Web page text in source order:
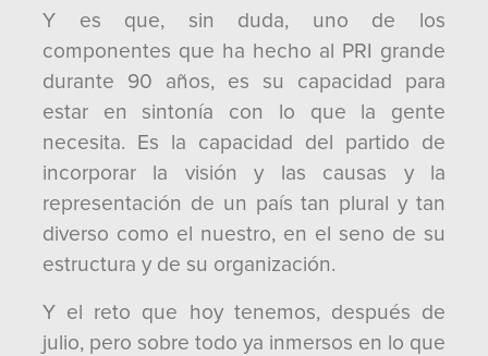
Y es que, sin duda, uno de los
componentes que ha hecho al PRI grande
durante 90 años, es su capacidad para
estar en sintonía con lo que la gente
necesita. Es la capacidad del partido de
incorporar la visión y las causas y la
representación de un país tan plural y tan
diverso como el nuestro, en el seno de su
estructura y de su organización.
Y el reto que hoy tenemos, después de
julio, pero sobre todo ya inmersos en lo que